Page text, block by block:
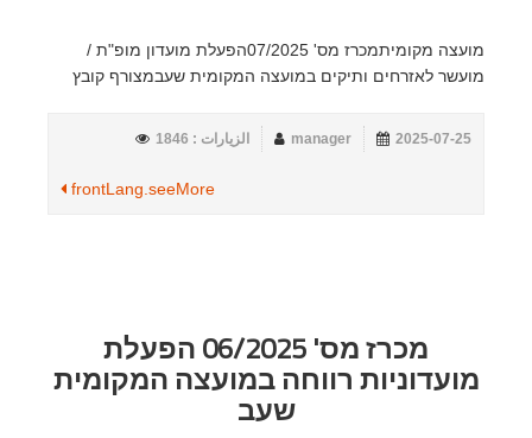
מועצה מקומיתמכרז מס' 07/2025הפעלת מועדון מופ"ת /
מועשר לאזרחים ותיקים במועצה המקומית שעבמצורף קובץ
2025-07-25
manager الزيارات : 1846
frontLang.seeMore
מכרז מס' 06/2025 הפעלת
מועדוניות רווחה במועצה המקומית
שעב